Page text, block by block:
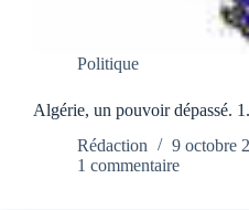
Politique
Algérie, un pouvoir dépassé.
Rédaction
9 octobre
1 commentaire